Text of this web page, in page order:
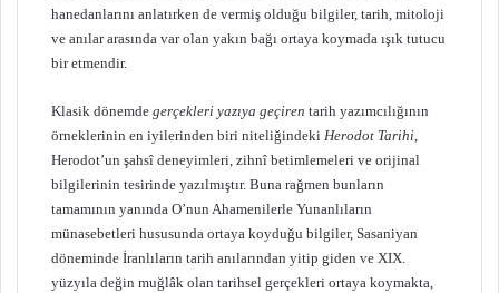
hanedanlarını anlatırken de vermiş olduğu bilgiler, tarih, mitoloji
ve anılar arasında var olan yakın bağı ortaya koymada ışık tutucu
bir etmendir.
Klasik dönemde gerçekleri yazıya geçiren tarih yazımcılığının
örneklerinin en iyilerinden biri niteliğindeki Herodot Tarihi,
Herodot’un şahsî deneyimleri, zihnî betimlemeleri ve orijinal
bilgilerinin tesirinde yazılmıştır. Buna rağmen bunların
tamamının yanında O’nun Ahamenilerle Yunanlıların
münasebetleri hususunda ortaya koyduğu bilgiler, Sasaniyan
döneminde İranlıların tarih anılarından yitip giden ve XIX.
yüzyıla değin muğlâk olan tarihsel gerçekleri ortaya koymakta,